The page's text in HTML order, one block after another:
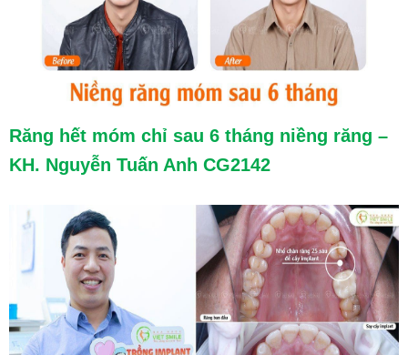
Răng hết móm chỉ sau 6 tháng niềng răng –
KH. Nguyễn Tuấn Anh CG2142